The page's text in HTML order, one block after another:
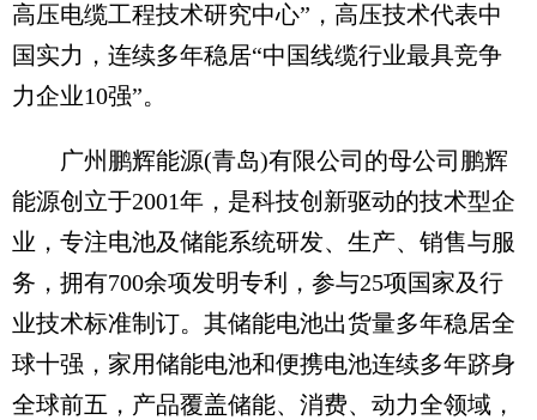
高压电缆工程技术研究中心”，高压技术代表中
国实力，连续多年稳居“中国线缆行业最具竞争
力企业10强”。
广州鹏辉能源(青岛)有限公司的母公司鹏辉
能源创立于2001年，是科技创新驱动的技术型企
业，专注电池及储能系统研发、生产、销售与服
务，拥有700余项发明专利，参与25项国家及行
业技术标准制订。其储能电池出货量多年稳居全
球十强，家用储能电池和便携电池连续多年跻身
全球前五，产品覆盖储能、消费、动力全领域，